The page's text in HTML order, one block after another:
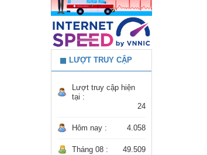
LƯỢT TRUY CẬP
Lượt truy cập hiện
tại :
24
Hôm nay : 4.058
Tháng 08 : 49.509